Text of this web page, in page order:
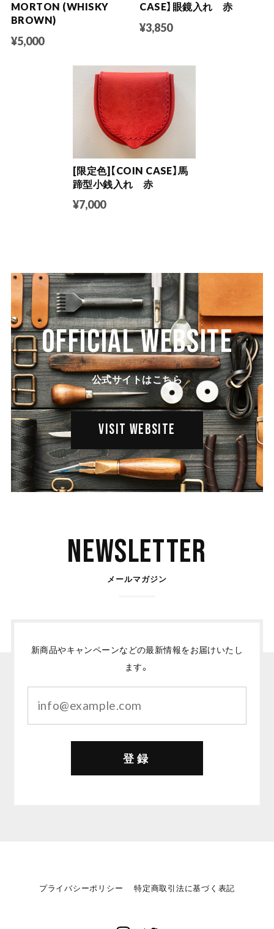
MORTON (WHISKY
BROWN)
¥5,000
CASE】眼鏡入れ 赤
¥3,850
[限定色]【COIN CASE】馬
蹄型小銭入れ 赤
¥7,000
OFFICIAL WEBSITE
公式サイトはこちら
VISIT WEBSITE
Newsletter
メールマガジン
新商品やキャンペーンなどの最新情報をお届けいたし
ます。
登録
プライバシーポリシー 特定商取引法に基づく表記